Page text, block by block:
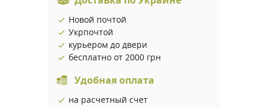
Новой почтой
Укрпочтой
курьером до двери
бесплатно от 2000 грн
Удобная оплата
на расчетный счет